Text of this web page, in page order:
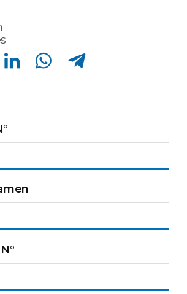
Compartir en Linkedin Compartir en Whatsapp Compartir en Telegram